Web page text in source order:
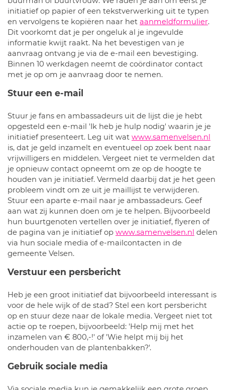
initiatief op papier of een tekstverwerking uit te typen
en vervolgens te kopiëren naar het aanmeldformulier.
Dit voorkomt dat je per ongeluk al je ingevulde
informatie kwijt raakt. Na het bevestigen van je
aanvraag ontvang je via de e-mail een bevestiging.
Binnen 10 werkdagen neemt de coördinator contact
met je op om je aanvraag door te nemen.
Stuur een e-mail
Stuur je fans en ambassadeurs uit de lijst die je hebt
opgesteld een e-mail 'Ik heb je hulp nodig' waarin je je
initiatief presenteert. Leg uit wat www.samenvelsen.nl
is, dat je geld inzamelt en eventueel op zoek bent naar
vrijwilligers en middelen. Vergeet niet te vermelden dat
je opnieuw contact opneemt om ze op de hoogte te
houden van je initiatief. Vermeld daarbij dat je het geen
probleem vindt om ze uit je maillijst te verwijderen.
Stuur een aparte e-mail naar je ambassadeurs. Geef
aan wat zij kunnen doen om je te helpen. Bijvoorbeeld
hun buurtgenoten vertellen over je initiatief, flyeren of
de pagina van je initiatief op www.samenvelsen.nl delen
via hun sociale media of e-mailcontacten in de
gemeente Velsen.
Verstuur een persbericht
Heb je een groot initiatief dat bijvoorbeeld interessant is
voor de hele wijk of de stad? Stel een kort persbericht
op en stuur deze naar de lokale media. Vergeet niet tot
actie op te roepen, bijvoorbeeld: 'Help mij met het
inzamelen van € 800,-!' of 'Wie helpt mij bij het
onderhouden van de plantenbakken?'.
Gebruik sociale media